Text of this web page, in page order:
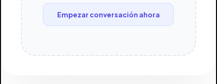
Empezar conversación ahora